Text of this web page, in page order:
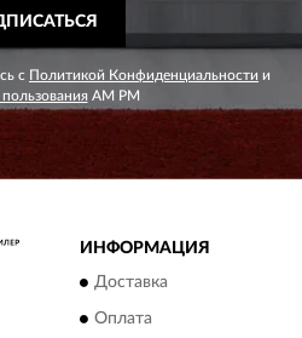
с Политикой Конфиденциальности и
AM PM
ИНФОРМАЦИЯ
Доставка
Оплата